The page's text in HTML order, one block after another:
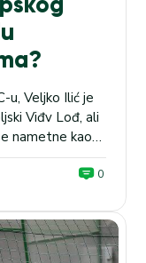
u, Veljko Ilić je
Viđv Lođ, ali
nametne kao
na golu
bi povremeni
minutažom....
0